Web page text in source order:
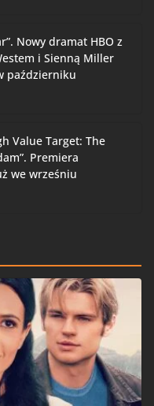
Nowy dramat HBO z
i Sienną Miller
październiku
Value Target: The
Premiera
we wrześniu